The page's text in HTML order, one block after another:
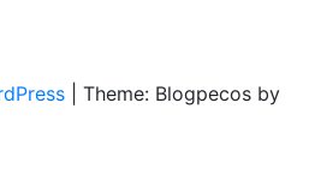
Theme: Blogpecos by